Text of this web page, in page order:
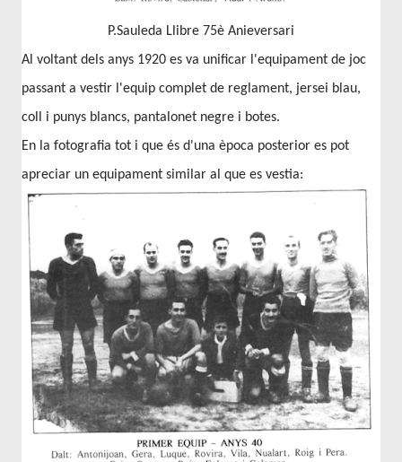
P.Sauleda Llibre 75è Anieversari
Al voltant dels anys 1920 es va unificar l'equipament de joc
passant a vestir l'equip complet de reglament, jersei blau,
coll i punys blancs, pantalonet negre i botes.
En la fotografia tot i que és d'una època posterior es pot
apreciar un equipament similar al que es vestia: